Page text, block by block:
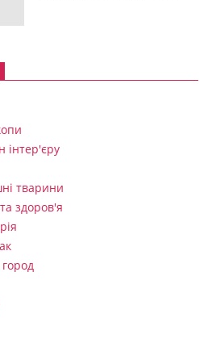
інтер'єру
тварини
здоров'я